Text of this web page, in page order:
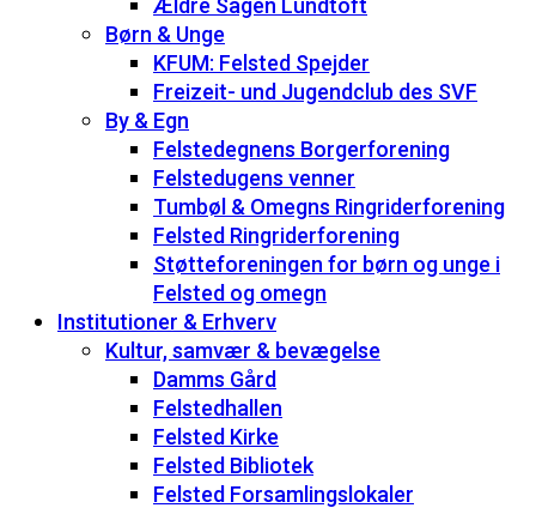
Ældre Sagen Lundtoft
Børn & Unge
KFUM: Felsted Spejder
Freizeit- und Jugendclub des SVF
By & Egn
Felstedegnens Borgerforening
Felstedugens venner
Tumbøl & Omegns Ringriderforening
Felsted Ringriderforening
Støtteforeningen for børn og unge i
Felsted og omegn
Institutioner & Erhverv
Kultur, samvær & bevægelse
Damms Gård
Felstedhallen
Felsted Kirke
Felsted Bibliotek
Felsted Forsamlingslokaler